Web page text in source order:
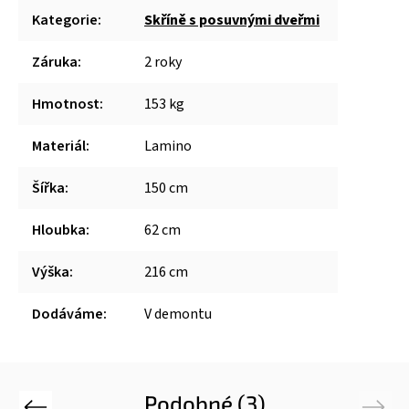
Kategorie: Skříně s posuvnými dveřmi
Záruka: 2 roky
Hmotnost: 153 kg
Materiál: Lamino
Šířka: 150 cm
Hloubka: 62 cm
Výška: 216 cm
Dodáváme: V demontu
Podobné (3)
Previous Next